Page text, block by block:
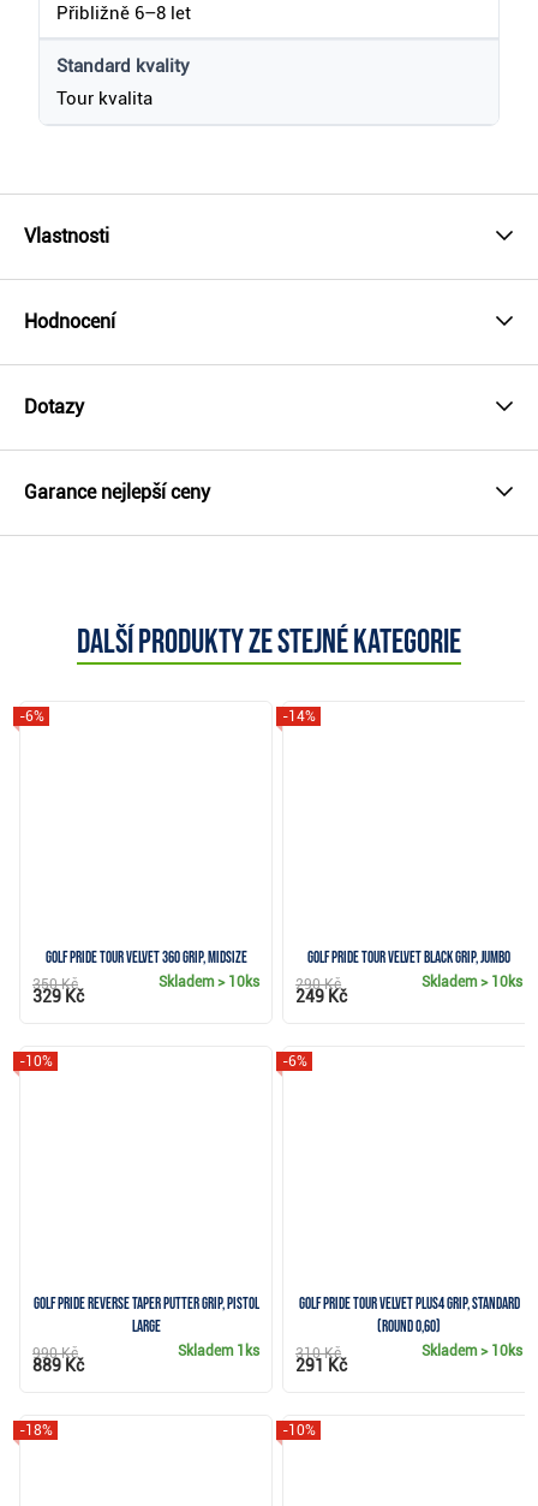
Přibližně 6–8 let
Standard kvality
Tour kvalita
Vlastnosti
Hodnocení
Dotazy
Garance nejlepší ceny
Další produkty ze stejné kategorie
Golf Pride Tour Velvet 360 grip, Midsize
-6%
Skladem> 10ks
350 Kč
329 Kč
Golf Pride Tour Velvet Black grip, Jumbo
-14%
Skladem> 10ks
290 Kč
249 Kč
Golf Pride Reverse Taper putter grip, Pistol
Large
-10%
Skladem 1ks
990 Kč
889 Kč
Golf Pride Tour Velvet PLUS4 grip, Standard
(Round 0,60)
-6%
Skladem> 10ks
310 Kč
291 Kč
-18% -10%